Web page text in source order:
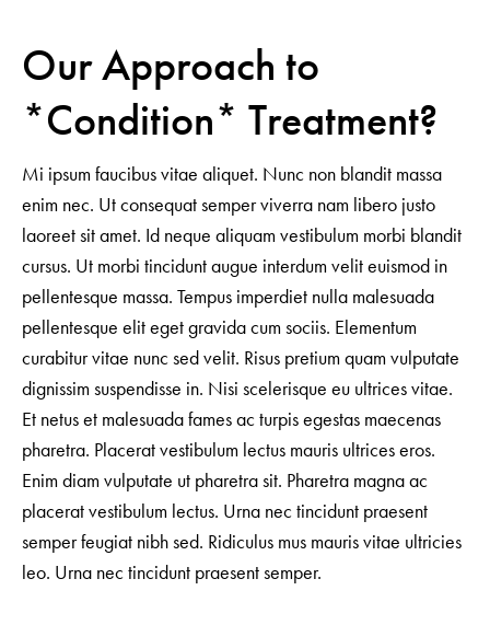
Our Approach to
*Condition* Treatment?
Mi ipsum faucibus vitae aliquet. Nunc non blandit massa
enim nec. Ut consequat semper viverra nam libero justo
laoreet sit amet. Id neque aliquam vestibulum morbi blandit
cursus. Ut morbi tincidunt augue interdum velit euismod in
pellentesque massa. Tempus imperdiet nulla malesuada
pellentesque elit eget gravida cum sociis. Elementum
curabitur vitae nunc sed velit. Risus pretium quam vulputate
dignissim suspendisse in. Nisi scelerisque eu ultrices vitae.
Et netus et malesuada fames ac turpis egestas maecenas
pharetra. Placerat vestibulum lectus mauris ultrices eros.
Enim diam vulputate ut pharetra sit. Pharetra magna ac
placerat vestibulum lectus. Urna nec tincidunt praesent
semper feugiat nibh sed. Ridiculus mus mauris vitae ultricies
leo. Urna nec tincidunt praesent semper.